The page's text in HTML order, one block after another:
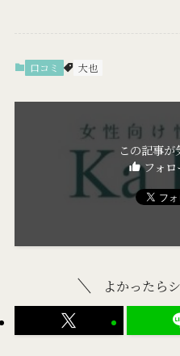
口コミ 大也
この記事が
フォロ
よかったら